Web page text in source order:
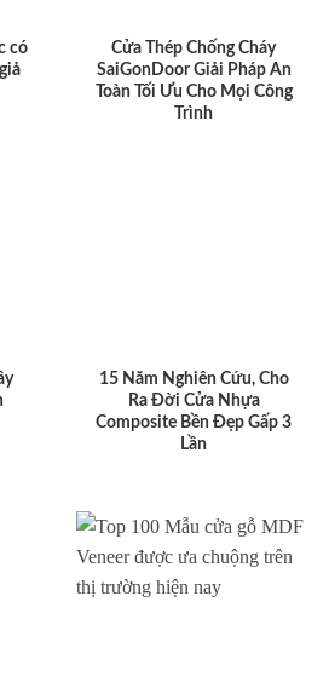
có
Cửa Thép Chống Cháy
SaiGonDoor Giải Pháp An
Toàn Tối Ưu Cho Mọi Công
Trình
15 Năm Nghiên Cứu, Cho
Ra Đời Cửa Nhựa
Composite Bền Đẹp Gấp 3
Lần